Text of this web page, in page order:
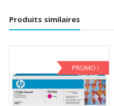
Produits similaires
PROMO !